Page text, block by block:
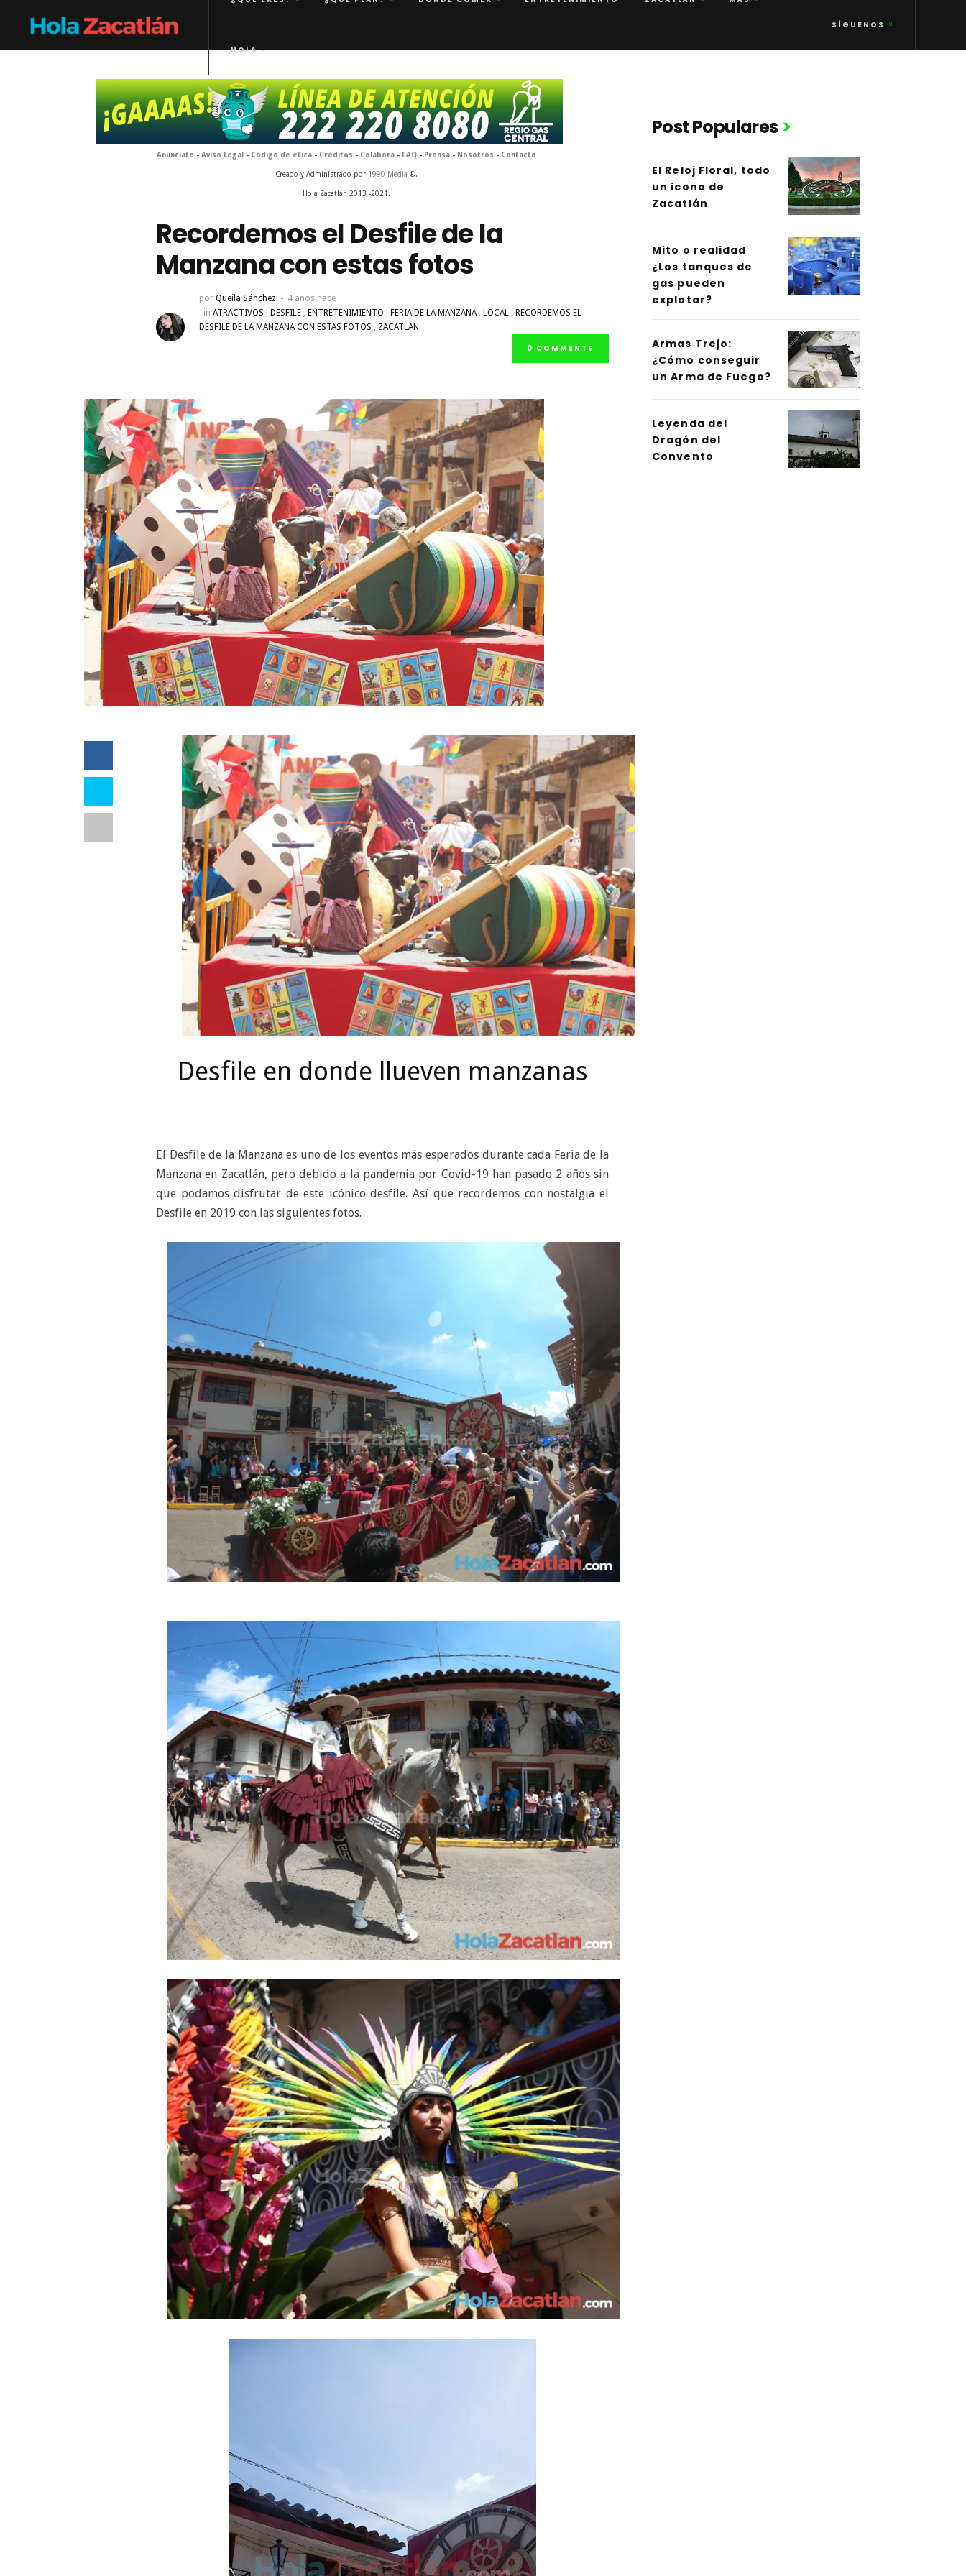
HOLA
SÍGUENOS
Anúnciate - Aviso Legal - Código de ética - Créditos - Colabora - FAQ - Prensa - Nosotros - Contacto
Creado y Administrado por 1990 Media ®.
Hola Zacatlán 2013 -2021.
Recordemos el Desfile de la
Manzana con estas fotos
por Queila Sánchez
4 años hace
in ATRACTIVOS , DESFILE , ENTRETENIMIENTO , FERIA DE LA MANZANA, LOCAL , RECORDEMOS EL
DESFILE DE LA MANZANA CON ESTAS FOTOS , ZACATLAN
0 COMMENTS
Desfile en donde llueven manzanas
El Desfile de la Manzana es uno de los eventos más esperados durante cada Feria de la
Manzana en Zacatlán, pero debido a la pandemia por Covid-19 han pasado 2 años sin
que podamos disfrutar de este icónico desfile. Así que recordemos con nostalgia el
Desfile en 2019 con las siguientes fotos.
Post Populares
El Reloj Floral, todo
un icono de
Zacatlán
Mito o realidad
¿Los tanques de
gas pueden
explotar?
Armas Trejo:
¿Cómo conseguir
un Arma de Fuego?
Leyenda del
Dragón del
Convento